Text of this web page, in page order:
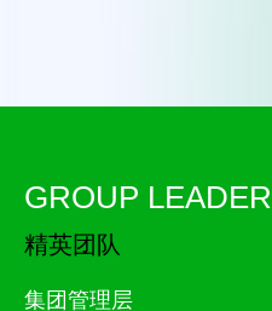
GROUP LEADER
精英团队
集团管理层